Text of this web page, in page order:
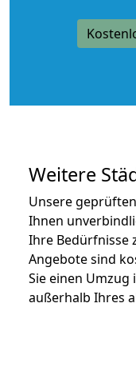
Weitere
Unsere
Ihnen
Ihre Bedürfnisse
Angebote sind
Sie einen
außerhalb Ihres